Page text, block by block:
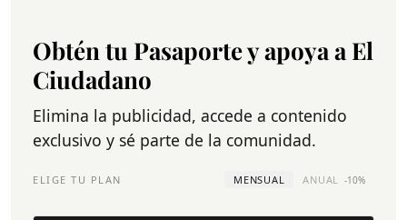
Obtén tu Pasaporte y apoya a El
Ciudadano
Elimina la publicidad, accede a contenido
exclusivo y sé parte de la comunidad.
ELIGE TU PLAN MENSUAL ANUAL -10%